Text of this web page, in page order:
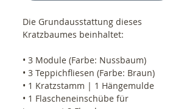
Die Grundausstattung dieses
Kratzbaumes beinhaltet:
• 3 Module (Farbe: Nussbaum)
• 3 Teppichfliesen (Farbe: Braun)
• 1 Kratzstamm | 1 Hängemulde
• 1 Flascheneinschübe für